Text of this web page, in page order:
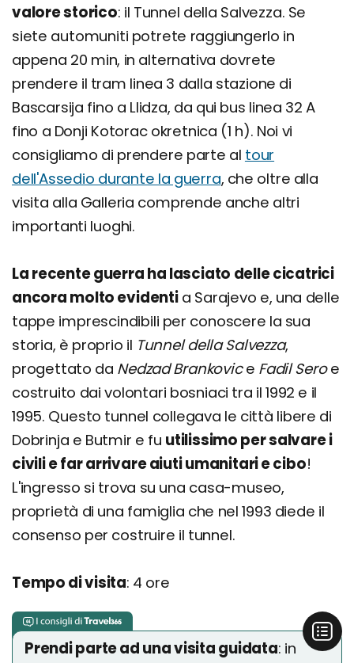
valore storico: il Tunnel della Salvezza. Se
siete automuniti potrete raggiungerlo in
appena 20 min, in alternativa dovrete
prendere il tram linea 3 dalla stazione di
Bascarsija fino a Llidza, da qui bus linea 32 A
fino a Donji Kotorac okretnica (1 h). Noi vi
consigliamo di prendere parte al tour
dell'Assedio durante la guerra, che oltre alla
visita alla Galleria comprende anche altri
importanti luoghi.
La recente guerra ha lasciato delle cicatrici
ancora molto evidentia Sarajevo e, una delle
tappe imprescindibili per conoscere la sua
storia, è proprio il Tunnel della Salvezza,
progettato da Nedzad Brankovice Fadil Seroe
costruito dai volontari bosniaci tra il 1992 e il
1995. Questo tunnel collegava le città libere di
Dobrinja e Butmir e fu utilissimo per salvare i
civili e far arrivare aiuti umanitari e cibo!
L'ingresso si trova su una casa-museo,
proprietà di una famiglia che nel 1993 diede il
consenso per costruire il tunnel.
Tempo di visita: 4 ore
Prendi parte ad una visita guidata: in